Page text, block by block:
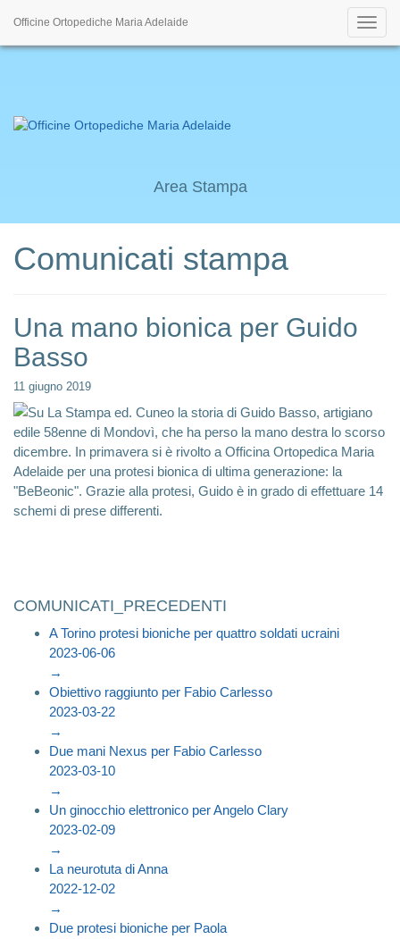
Officine Ortopediche Maria Adelaide
Area Stampa
Comunicati stampa
Una mano bionica per Guido
Basso
11 giugno 2019
Su La Stampa ed. Cuneo la storia di Guido Basso, artigiano
edile 58enne di Mondovì, che ha perso la mano destra lo scorso
dicembre. In primavera si è rivolto a Officina Ortopedica Maria
Adelaide per una protesi bionica di ultima generazione: la
"BeBeonic". Grazie alla protesi, Guido è in grado di effettuare 14
schemi di prese differenti.
COMUNICATI_PRECEDENTI
A Torino protesi bioniche per quattro soldati ucraini
2023-06-06
→
Obiettivo raggiunto per Fabio Carlesso
2023-03-22
→
Due mani Nexus per Fabio Carlesso
2023-03-10
→
Un ginocchio elettronico per Angelo Clary
2023-02-09
→
La neurotuta di Anna
2022-12-02
→
Due protesi bioniche per Paola